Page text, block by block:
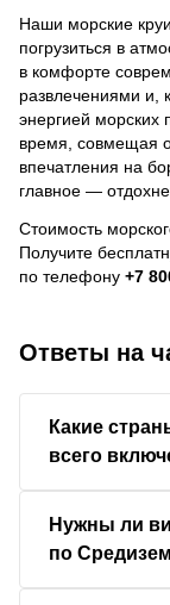
Наши морские
погрузиться в
в комфорте
развлечениями и,
энергией морских
время, совмещая
впечатления на
главное —
Стоимость
Получите
по телефону +7
Ответы на
Какие
всего
Нужны ли
по